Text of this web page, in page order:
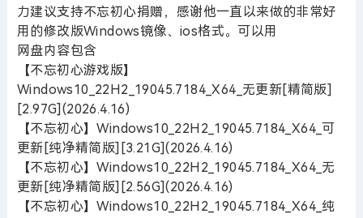
力建议支持不忘初心捐赠，感谢他一直以来做的非常好
用的修改版Windows镜像、ios格式。可以用
网盘内容包含
【不忘初心游戏版】
Windows10_22H2_19045.7184_X64_无更新[精简版]
[2.97G](2026.4.16)
【不忘初心】Windows10_22H2_19045.7184_X64_可
更新[纯净精简版][3.21G](2026.4.16)
【不忘初心】Windows10_22H2_19045.7184_X64_无
更新[纯净精简版][2.56G](2026.4.16)
【不忘初心】Windows10_22H2_19045.7184_X64_纯